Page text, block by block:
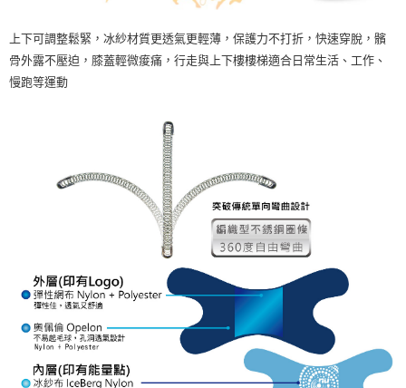
每筆NT$80，滿NT$990(含以上)免運費
貨運
每筆NT$80，滿NT$490(含以上)免運費
上下可調整鬆緊，冰紗材質更透氣更輕薄，保護力不打折，快速穿脫，髕
骨外露不壓迫，膝蓋輕微痠痛，行走與上下樓樓梯適合日常生活、工作、
慢跑等運動